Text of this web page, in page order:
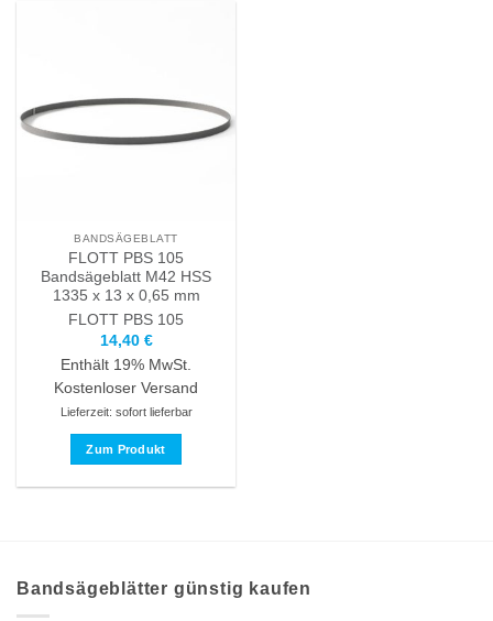
BANDSÄGEBLATT
FLOTT PBS 105
Bandsägeblatt M42 HSS
1335 x 13 x 0,65 mm
FLOTT PBS 105
14,40 €
Enthält 19% MwSt.
Kostenloser Versand
Lieferzeit: sofort lieferbar
Zum Produkt
auf.
Bandsägeblätter günstig kaufen